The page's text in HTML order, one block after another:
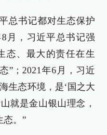
总书记都对生态保护
月，习近平总书记强
态、最大的责任在生
”；2021年6月，习近
生态环境，是‘国之大
就是金山银山理念，
态。”